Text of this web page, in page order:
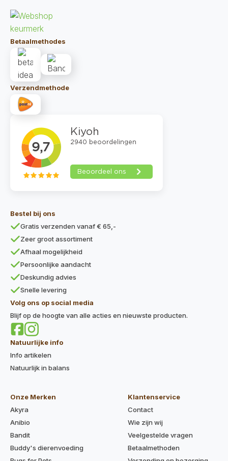
Betaalmethodes
Verzendmethode
Bestel bij ons
Gratis verzenden vanaf € 65,-
Zeer groot assortiment
Afhaal mogelijkheid
Persoonlijke aandacht
Deskundig advies
Snelle levering
Volg ons op social media
Blijf op de hoogte van alle acties en nieuwste producten.
Natuurlijke info
Info artikelen
Natuurlijk in balans
Onze Merken
Akyra
Anibio
Bandit
Buddy's dierenvoeding
Klantenservice
Contact
Wie zijn wij
Veelgestelde vragen
Betaalmethoden